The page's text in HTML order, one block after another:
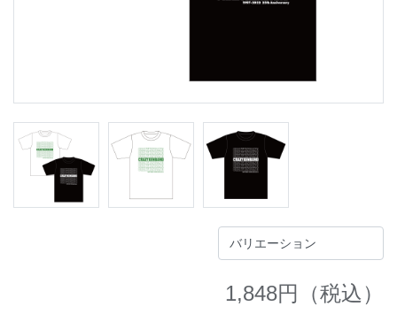
1,848円（税込）